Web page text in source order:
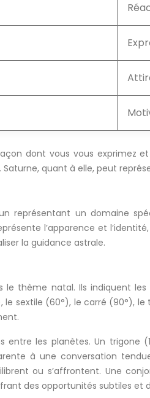
dont vous vous exprimez
quant à elle, peut
représentant un domaine
l’apparence et
la guidance astrale.
thème natal. Ils indiquent
sextile (60°), le carré (90°),
les planètes. Un
à une conversation
ou s’affrontent. Une
des opportunités subtiles et